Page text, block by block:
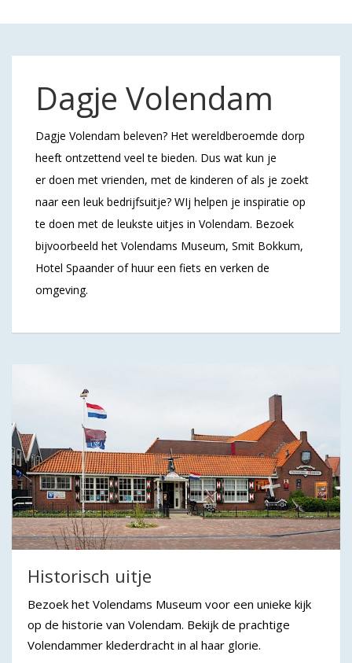
Dagje Volendam
Dagje Volendam beleven? Het wereldberoemde dorp
heeft ontzettend veel te bieden. Dus wat kun je
er doen met vrienden, met de kinderen of als je zoekt
naar een leuk bedrijfsuitje? WIj helpen je inspiratie op
te doen met de leukste uitjes in Volendam. Bezoek
bijvoorbeeld het Volendams Museum, Smit Bokkum,
Hotel Spaander of huur een fiets en verken de
omgeving.
Historisch uitje
Bezoek het Volendams Museum voor een unieke kijk
op de historie van Volendam. Bekijk de prachtige
Volendammer klederdracht in al haar glorie.